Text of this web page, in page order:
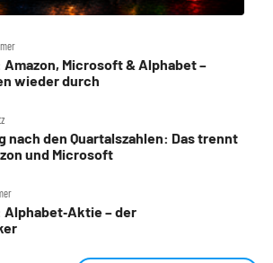
Microsoft & Alphabet –
wieder durch
nach den Quartalszahlen: Das trennt
und Microsoft
– der